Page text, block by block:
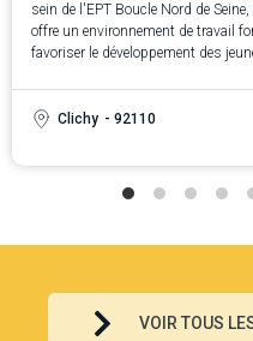
sein de l'EPT Boucle Nord de
offre un environnement de travail
favoriser le développement des
Clichy - 92110
VOIR TOUS